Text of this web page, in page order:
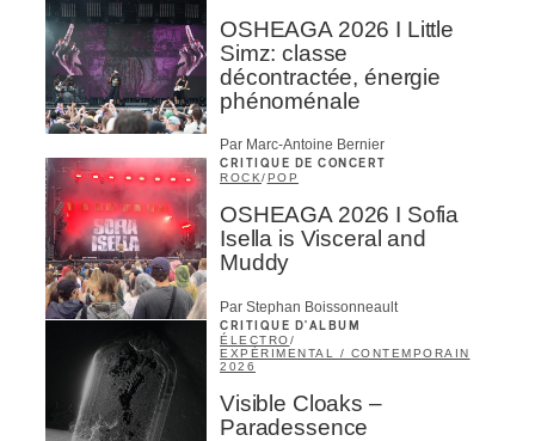
OSHEAGA 2026 I Little
Simz: classe
décontractée, énergie
phénoménale
Par Marc-Antoine Bernier
CRITIQUE DE CONCERT
ROCK/ POP
OSHEAGA 2026 I Sofia
Isella is Visceral and
Muddy
Par Stephan Boissonneault
CRITIQUE D'ALBUM
ÉLECTRO/
EXPÉRIMENTAL / CONTEMPORAIN
2026
Visible Cloaks –
Paradessence